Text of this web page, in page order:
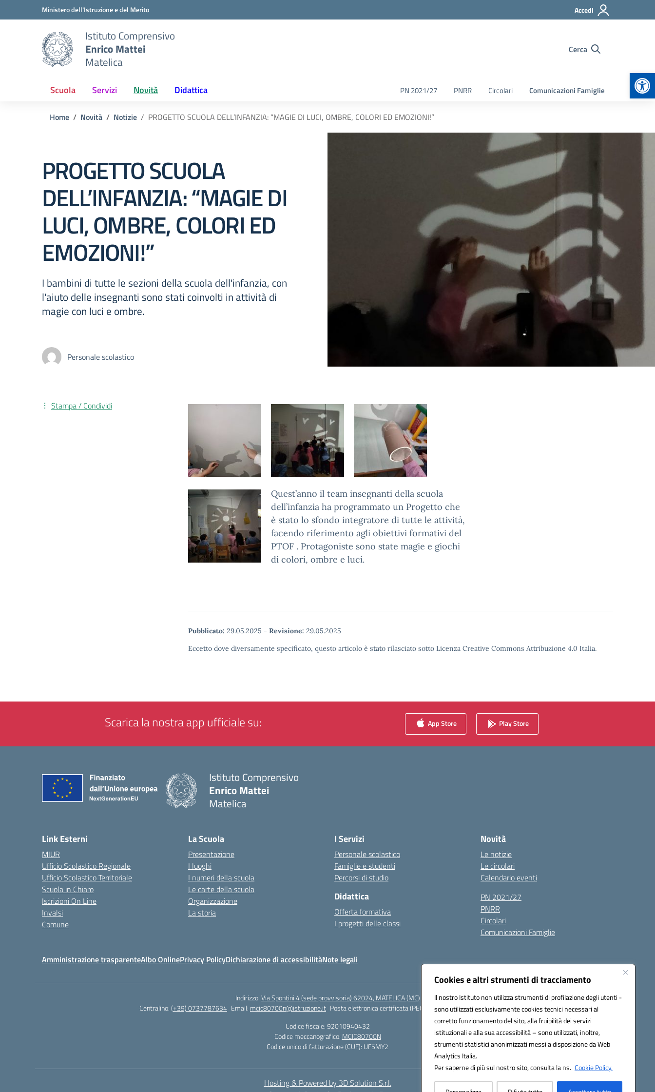
Cookies e altri strumenti di tracciamento
Il nostro Istituto non utilizza strumenti di profilazione degli utenti -
sono utilizzati esclusivamente cookies tecnici necessari al
corretto funzionamento del sito, alla fruibilità dei servizi
istituzionali e alla sua accessibilità – sono utilizzati, inoltre,
strumenti statistici anonimizzati messi a disposizione da Web
Analytics Italia.
Per saperne di più sul nostro sito, consulta la ns. Cookie Policy.
Vai ai contenuti
Vai al menu di navigazioneMinistero dell'Istruzione e del Merito Accedi
Istituto Comprensivo
Enrico Mattei
Matelica
Cerca
Scuola Servizi Novità Didattica PN 2021/27 PNRR Circolari Comunicazioni Famiglie
Home Novità Notizie PROGETTO SCUOLA DELL’INFANZIA: “MAGIE DI LUCI, OMBRE, COLORI ED EMOZIONI!”
PROGETTO SCUOLA
DELL’INFANZIA: “MAGIE DI
LUCI, OMBRE, COLORI ED
EMOZIONI!”
I bambini di tutte le sezioni della scuola dell'infanzia, con
l'aiuto delle insegnanti sono stati coinvolti in attività di
magie con luci e ombre.
Personale scolastico
Quest’anno il team insegnanti della scuola
dell’infanzia ha programmato un Progetto che
è stato lo sfondo integratore di tutte le attività,
facendo riferimento agli obiettivi formativi del
PTOF . Protagoniste sono state magie e giochi
di colori, ombre e luci.
Pubblicato: 29.05.2025 - Revisione: 29.05.2025
Eccetto dove diversamente specificato, questo articolo è stato rilasciato sotto Licenza Creative Commons Attribuzione 4.0 Italia.
Stampa / Condividi
Scarica la nostra app ufficiale su: App Store Play Store
Istituto Comprensivo
Enrico Mattei
Matelica
Link Esterni
MIUR
Ufficio Scolastico Regionale
Ufficio Scolastico Territoriale
Scuola in Chiaro
Iscrizioni On Line
Invalsi
Comune
La Scuola
Presentazione
I luoghi
I numeri della scuola
Le carte della scuola
Organizzazione
La storia
I Servizi
Personale scolastico
Famiglie e studenti
Percorsi di studio
Didattica
Offerta formativa
I progetti delle classi
Novità
Le notizie
Le circolari
Calendario eventi
PN 2021/27
PNRR
Circolari
Comunicazioni Famiglie
Amministrazione trasparenteAlbo OnlinePrivacy PolicyDichiarazione di accessibilitàNote legali
Indirizzo:Via Spontini 4 (sede provvisoria) 62024, MATELICA (MC)
Centralino:(+39) 0737787634 Email: mcic80700n@istruzione.it Posta elettronica certificata (PEC):
mcic80700n@pec.istruzione.it
Codice fiscale: 92010940432
Codice meccanografico: MCIC80700N
Codice unico di fatturazione (CUF): UF5MY2
Hosting & Powered by 3D Solution S.r.l.